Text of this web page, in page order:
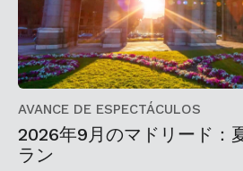
AVANCE DE ESPECTÁCULOS
2026年9月のマドリード：
ラン